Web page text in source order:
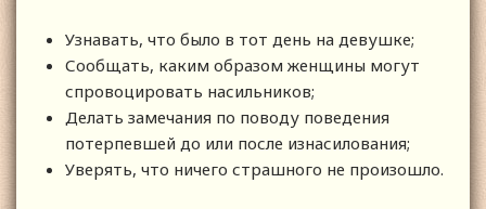
Узнавать, что было в тот день на девушке;
Сообщать, каким образом женщины могут
спровоцировать насильников;
Делать замечания по поводу поведения
потерпевшей до или после изнасилования;
Уверять, что ничего страшного не произошло.